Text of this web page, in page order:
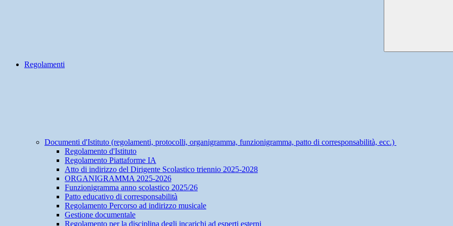
Regolamenti
Documenti d'Istituto (regolamenti, protocolli, organigramma, funzionigramma, patto di corresponsabilità, ecc.)
Regolamento d'Istituto
Regolamento Piattaforme IA
Atto di indirizzo del Dirigente Scolastico triennio 2025-2028
ORGANIGRAMMA 2025-2026
Funzionigramma anno scolastico 2025/26
Patto educativo di corresponsabilità
Regolamento Percorso ad indirizzo musicale
Gestione documentale
Regolamento per la disciplina degli incarichi ad esperti esterni